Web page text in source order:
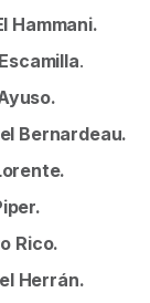
Hammani.
.
Bernardeau.
Rico.
Herrán.